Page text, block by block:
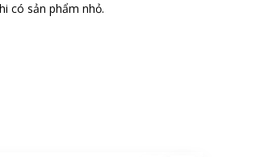
có sản phẩm nhỏ.